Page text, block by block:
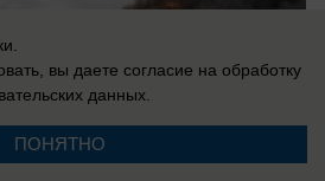
вы даете согласие на обработку
данных.
ПОНЯТНО